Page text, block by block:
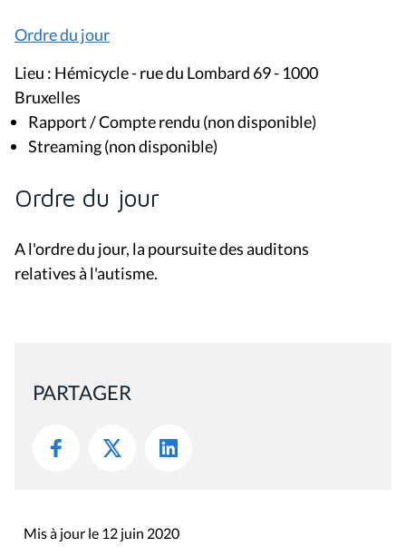
Ordre du jour
Lieu : Hémicycle - rue du Lombard 69 - 1000
Bruxelles
Rapport / Compte rendu (non disponible)
Streaming (non disponible)
Ordre du jour
A l'ordre du jour, la poursuite des auditons
relatives à l'autisme.
PARTAGER
Mis à jour le 12 juin 2020